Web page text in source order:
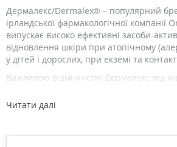
Дермалекс/Dermalex® – популярний
ірландської фармакологічної компанії
випускає високо ефективні засоби-
відновлення шкіри при атопічному
у дітей і дорослих, при екземі та
Важливою відмінністю Дермалекс від
конкретного захворювання, а також
розроблена без гормонів та
алюмосилікатів, хлориду магнію та
Читати далі